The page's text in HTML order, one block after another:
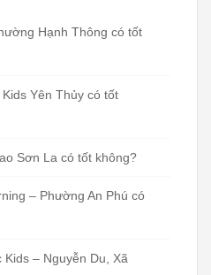
Hạnh Thông có tốt
Yên Thủy có tốt
Sơn La có tốt không?
– Phường An Phú có
– Nguyễn Du, Xã